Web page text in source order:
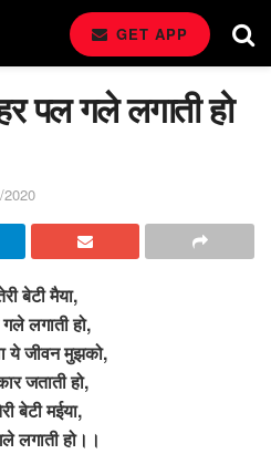
GET APP
पल गले लगाती हो
2020
बेटी मैया,
लगाती हो,
ये जीवन मुझको,
जताती हो,
बेटी मईया,
लगाती हो।।